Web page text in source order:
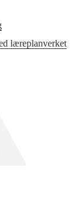
læreplanverket